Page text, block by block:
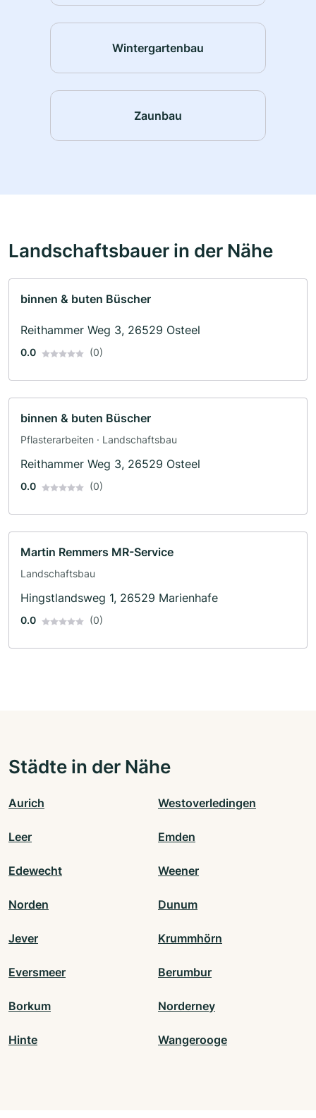
Wintergartenbau
Zaunbau
Landschaftsbauer in der Nähe
binnen & buten Büscher
Reithammer Weg 3, 26529 Osteel
0.0 (0)
binnen & buten Büscher
Pflasterarbeiten · Landschaftsbau
Reithammer Weg 3, 26529 Osteel
0.0 (0)
Martin Remmers MR-Service
Landschaftsbau
Hingstlandsweg 1, 26529 Marienhafe
0.0 (0)
Städte in der Nähe
Aurich Westoverledingen
Leer Emden
Edewecht Weener
Norden Dunum
Jever Krummhörn
Eversmeer Berumbur
Borkum Norderney
Hinte Wangerooge